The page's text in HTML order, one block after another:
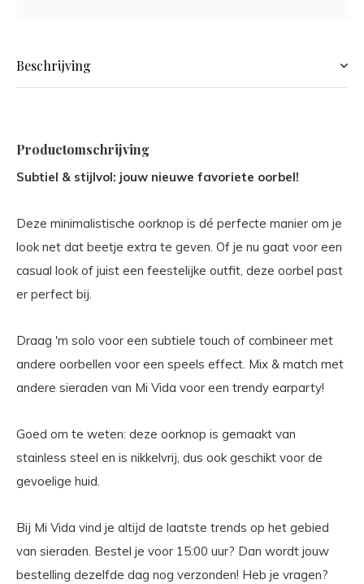
Beschrijving
Productomschrijving
Subtiel & stijlvol: jouw nieuwe favoriete oorbel!
Deze minimalistische oorknop is dé perfecte manier om je
look net dat beetje extra te geven. Of je nu gaat voor een
casual look of juist een feestelijke outfit, deze oorbel past
er perfect bij.
Draag 'm solo voor een subtiele touch of combineer met
andere oorbellen voor een speels effect. Mix & match met
andere sieraden van Mi Vida voor een trendy earparty!
Goed om te weten: deze oorknop is gemaakt van
stainless steel en is nikkelvrij, dus ook geschikt voor de
gevoelige huid.
Bij Mi Vida vind je altijd de laatste trends op het gebied
van sieraden. Bestel je voor 15:00 uur? Dan wordt jouw
bestelling dezelfde dag nog verzonden! Heb je vragen?